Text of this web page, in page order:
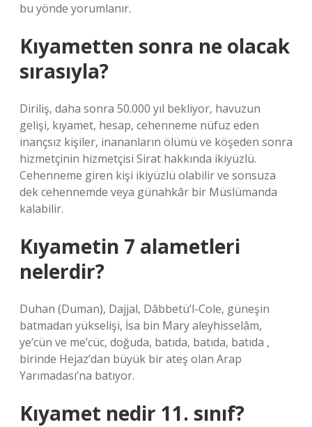
bu yönde yorumlanır.
Kıyametten sonra ne olacak
sırasıyla?
Diriliş, daha sonra 50.000 yıl bekliyor, havuzun
gelişi, kıyamet, hesap, cehenneme nüfuz eden
inançsız kişiler, inananların ölümü ve köşeden sonra
hizmetçinin hizmetçisi Sirat hakkında ikiyüzlü.
Cehenneme giren kişi ikiyüzlü olabilir ve sonsuza
dek cehennemde veya günahkâr bir Müslümanda
kalabilir.
Kıyametin 7 alametleri
nelerdir?
Duhan (Duman), Dajjal, Dâbbetü’l-Cole, güneşin
batmadan yükselişi, İsa bin Mary aleyhisselâm,
ye’cün ve me’cüc, doğuda, batıda, batıda, batıda ,
birinde Hejaz’dan büyük bir ateş olan Arap
Yarımadası’na batıyor.
Kıyamet nedir 11. sınıf?